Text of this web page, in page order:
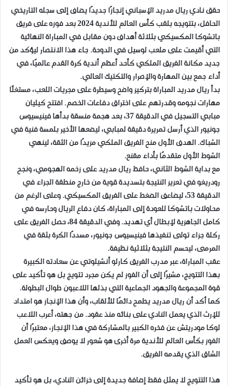
حقق نادي ريال مدريد الإسباني إنجازًا جديدًا يضاف إلى سجله التاريخي
الحافل، بتتويجه بلقب كأس العالم للأندية 2024 بعد فوزه على فريق
باتشوكا المكسيكي بثلاثة أهداف دون مقابل في المباراة النهائية
التي أقيمت على ملعب لوسيل في الدوحة. جاء هذا الانتصار ليؤكد من
جديد مكانة الفريق الملكي كأحد أعظم أندية كرة القدم عالميًا، في
أداء جمع بين المهارة والإصرار والتكتيك العالي.
بدأ ريال مدريد المباراة بتركيز واضح وسيطرة على مجريات اللعب، مستغلًا
مهارات نجومه وقدرتهم على اختراق دفاعات الخصم. افتتح كيليان
مبابي التسجيل في الدقيقة 37، بعد هجمة منسقة بدأها فينيسيوس
جونيور الذي أرسل تمريرة دقيقة لمبابي، ليضعها الأخير بلمسة فنية في
الشباك. الهدف الأول منح الفريق الملكي مزيدًا من الثقة، لينهي
الشوط الأول متقدمًا بأداء مقنع.
مع بداية الشوط الثاني، حافظ ريال مدريد على زخمه الهجومي، ونجح
رودريغو في تعزيز النتيجة بتسديدة قوية من خارج منطقة الجزاء في
الدقيقة 53، ليضاعف الضغط على الفريق المكسيكي. وعلى الرغم من
محاولات باتشوكا للعودة إلى المباراة، كان دفاع الريال وحارسه في
كامل الجاهزية لإبطال أي تهديد. وفي الدقيقة 84، حصل الفريق على
ركلة جزاء تولى تنفيذها فينيسيوس جونيور، مسددًا الكرة بثقة في
المرمى، ليحسم النتيجة بثلاثية نظيفة.
عقب المباراة، عبر مدرب الفريق كارلو أنشيلوتي عن سعادته الكبيرة
بهذا التتويج، مشيرًا إلى أن الفوز لم يكن مجرد تتويج بل هو تأكيد على
قوة المجموعة والجهود الجماعية التي بذلها اللاعبون طوال البطولة.
كما أكد أن ريال مدريد يطمح دائمًا للألقاب، وأن هذا الإنجاز هو امتداد
للإرث الذي يعمل النادي على بنائه منذ عقود. من جهته، أعرب اللاعب
لوكا مودريتش عن فخره الكبير بالمشاركة في هذا الإنجاز، معتبرًا أن
الفوز بكأس العالم للأندية مرة أخرى هو شعور لا يوصف ويعكس العمل
الشاق الذي يقدمه الفريق.
هذا التتويج لا يمثل فقط إضافة جديدة إلى خزائن النادي، بل هو تأكيد